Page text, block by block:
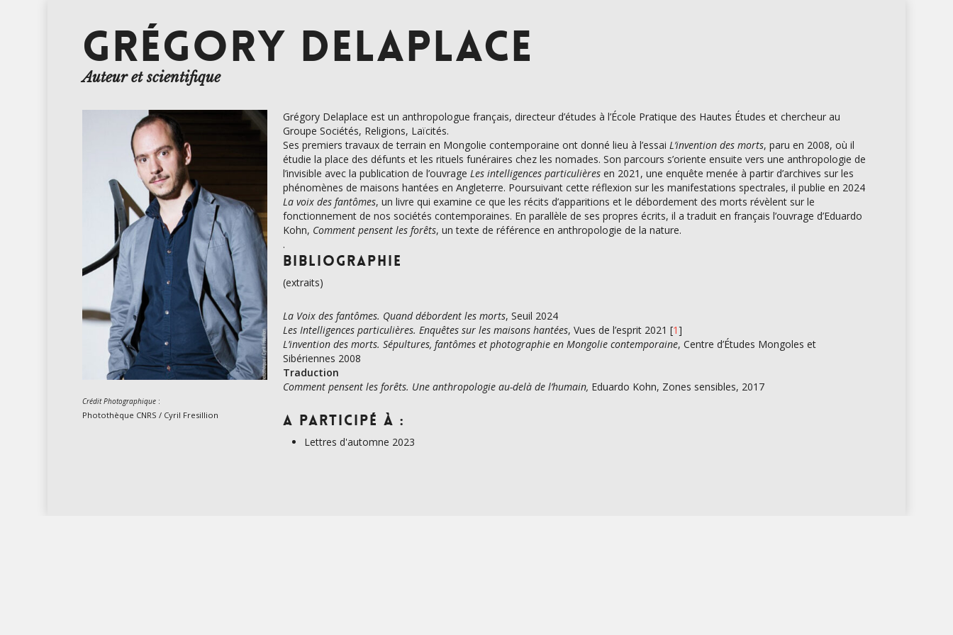
GRÉGORY DELAPLACE
Auteur et scientifique
Crédit Photographique:
Photothèque CNRS / Cyril Fresillion
Grégory Delaplace est un anthropologue français, directeur d’études à l’École Pratique des Hautes Études et chercheur au
Groupe Sociétés, Religions, Laïcités.
Ses premiers travaux de terrain en Mongolie contemporaine ont donné lieu à l’essaiL’invention des morts, paru en 2008, où il
étudie la place des défunts et les rituels funéraires chez les nomades. Son parcours s’oriente ensuite vers une anthropologie de
l’invisible avec la publication de l’ouvrageLes intelligences particulières en 2021, une enquête menée à partir d’archives sur les
phénomènes de maisons hantées en Angleterre. Poursuivant cette réflexion sur les manifestations spectrales, il publie en 2024
La voix des fantômes, un livre qui examine ce que les récits d’apparitions et le débordement des morts révèlent sur le
fonctionnement de nos sociétés contemporaines. En parallèle de ses propres écrits, il a traduit en français l’ouvrage d’Eduardo
Kohn, Comment pensent les forêts, un texte de référence en anthropologie de la nature.
.
Bibliographie
(extraits)
La Voix des fantômes. Quand débordent les morts, Seuil 2024
Les Intelligences particulières. Enquêtes sur les maisons hantées, Vues de l’esprit 2021 [1]
L’invention des morts. Sépultures, fantômes et photographie en Mongolie contemporaine, Centre d’Études Mongoles et
Sibériennes 2008
Traduction
Comment pensent les forêts. Une anthropologie au-delà de l’humain, Eduardo Kohn, Zones sensibles, 2017
A participé à :
Lettres d'automne 2023